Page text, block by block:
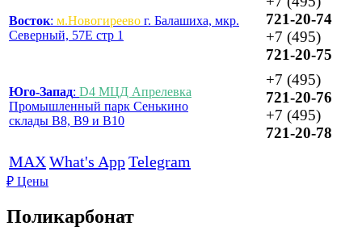
Восток: м.Новогиреево г. Балашиха, мкр.
Северный, 57Е стр 1
721-20-74
+7 (495)
721-20-75
Юго-Запад: D4 МЦД Апрелевка
Промышленный парк Сенькино
склады B8, B9 и B10
+7 (495)
721-20-76
+7 (495)
721-20-78
MAXWhat's AppTelegram
₽ Цены
Поликарбонат